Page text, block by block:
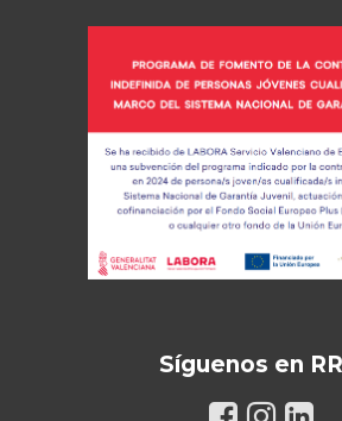
Síguenos en